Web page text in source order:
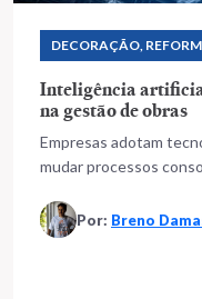
DECORAÇÃO,
Inteligência
na gestão de obras
Empresas adotam
mudar processos
Por: Breno